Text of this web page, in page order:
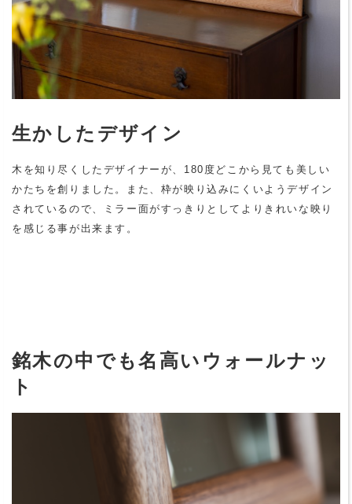
生かしたデザイン
木を知り尽くしたデザイナーが、180度どこから見ても美しい
かたちを創りました。また、枠が映り込みにくいようデザイン
されているので、ミラー面がすっきりとしてよりきれいな映り
を感じる事が出来ます。
銘木の中でも名高いウォールナッ
ト